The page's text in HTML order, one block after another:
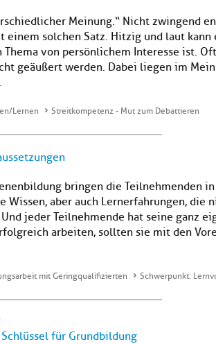
Meinung.“ Nicht zwingend
einem solchen Satz. Hitzig und laut kann
Thema von persönlichem Interesse ist.
geäußert werden. Dabei liegen im
Lernen Streitkompetenz - Mut zum Debattieren
bringen die Teilnehmenden
Wissen, aber auch Lernerfahrungen, die
jeder Teilnehmende hat seine ganz
arbeiten, sollten sie mit den
mit Geringqualifizierten Schwerpunkt:
für Grundbildung